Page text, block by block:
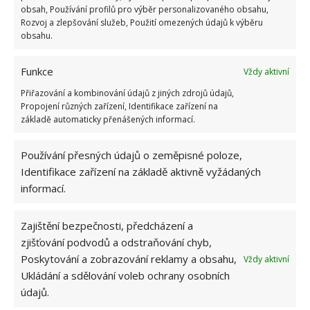
obsah, Používání profilů pro výběr personalizovaného obsahu,
Rozvoj a zlepšování služeb, Použití omezených údajů k výběru
obsahu.
Funkce
Vždy aktivní
Přiřazování a kombinování údajů z jiných zdrojů údajů,
Propojení různých zařízení, Identifikace zařízení na
základě automaticky přenášených informací.
Používání přesných údajů o zeměpisné poloze,
Identifikace zařízení na základě aktivně vyžádaných
informací.
Zajištění bezpečnosti, předcházení a
zjišťování podvodů a odstraňování chyb,
Poskytování a zobrazování reklamy a obsahu,
Ukládání a sdělování voleb ochrany osobních
údajů.
Vždy aktivní
KOMPLETNÍ REKONSTRUKCE